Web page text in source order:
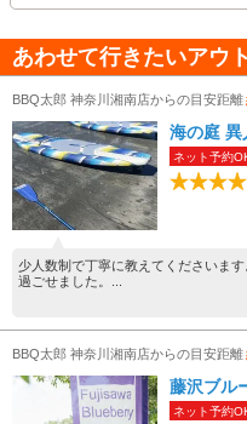
あわせて行きたいアウ
BBQ太郎 神奈川湘南店からの目安距離
海の庭 異
ネット予約
少人数制で丁寧に教えてくださいま
過ごせました。...
BBQ太郎 神奈川湘南店からの目安距離
藤沢ブル
ネット予約